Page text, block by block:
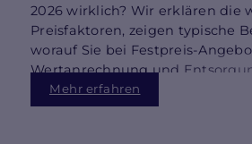
2026 wirklich? Wir erklären die
Preisfaktoren, zeigen typische
worauf Sie bei Festpreis-
Wertanrechnung und
– damit es planbar bleibt.
Mehr erfahren